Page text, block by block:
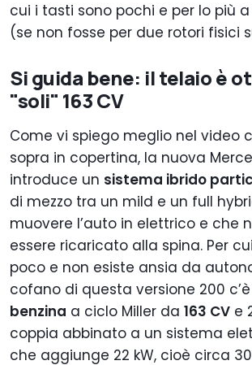
cui i tasti sono pochi e per lo più
(se non fosse per due rotori fisici
Si guida bene: il telaio è
"soli" 163 CV
Come vi spiego meglio nel video
sopra in copertina, la nuova
introduce un sistema ibrido
di mezzo tra un mild e un full
muovere l’auto in elettrico e che
essere ricaricato alla spina. Per
poco e non esiste ansia da
cofano di questa versione 200
benzina a ciclo Miller da 163 CV e
coppia abbinato a un sistema
che aggiunge 22 kW, cioè circa